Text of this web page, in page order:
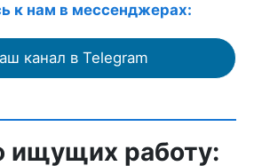
к нам в мессенджерах:
канал в Telegram
ищущих работу: